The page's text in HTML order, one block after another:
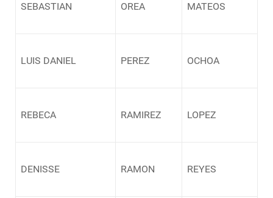
SEBASTIAN OREA MATEOS
LUIS DANIEL PEREZ OCHOA
REBECA RAMIREZ LOPEZ
DENISSE RAMON REYES